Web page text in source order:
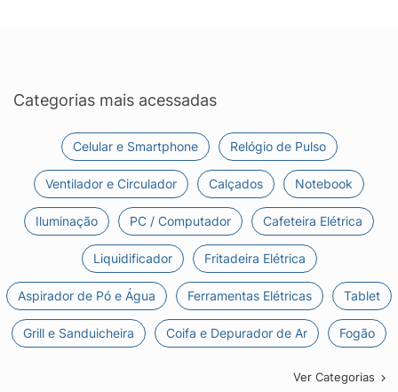
Categorias mais acessadas
Celular e Smartphone Relógio de Pulso
Ventilador e Circulador Calçados Notebook
Iluminação PC / Computador Cafeteira Elétrica
Liquidificador Fritadeira Elétrica
Aspirador de Pó e Água Ferramentas Elétricas Tablet
Grill e Sanduicheira Coifa e Depurador de Ar Fogão
Ver Categorias